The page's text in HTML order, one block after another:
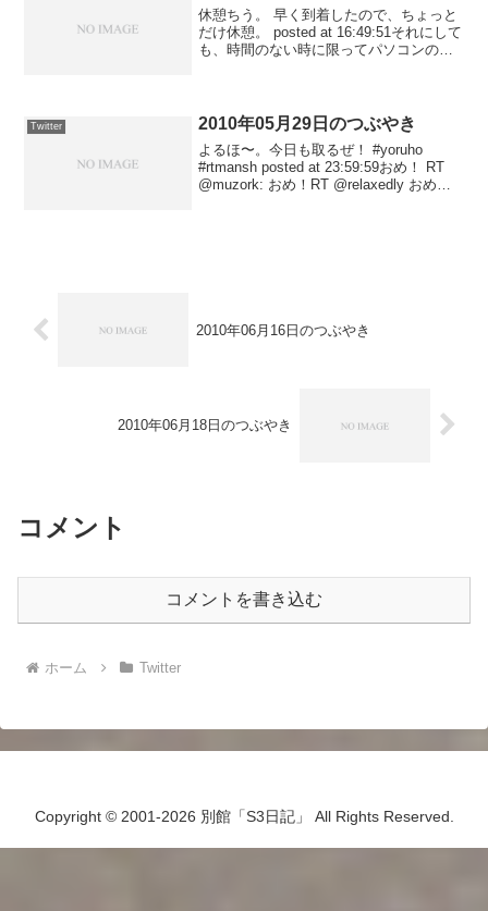
休憩ちう。 早く到着したので、ちょっと
だけ休憩。 posted at 16:49:51それにして
も、時間のない時に限ってパソコンの調
Twitter 2010年05月29日のつぶやき
よるほ〜。今日も取るぜ！ #yoruho
#rtmansh posted at 23:59:59おめ！ RT
@muzork: おめ！RT @relaxedly おめ！
2010年06月16日のつぶやき
2010年06月18日のつぶやき
コメント
コメントを書き込む
ホーム Twitter
Copyright © 2001-2026 別館「S3日記」 All Rights Reserved.